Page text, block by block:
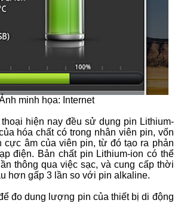
minh họa: Internet
hiện nay đều sử dụng pin Lithium-
hóa chất có trong nhân viên pin, vốn
cực âm của viên pin, từ đó tạo ra phản
điện. Bản chất pin Lithium-ion có thể
thông qua việc sạc, và cung cấp thời
hơn gấp 3 lần so với pin alkaline.
đo dung lượng pin của thiết bị di động